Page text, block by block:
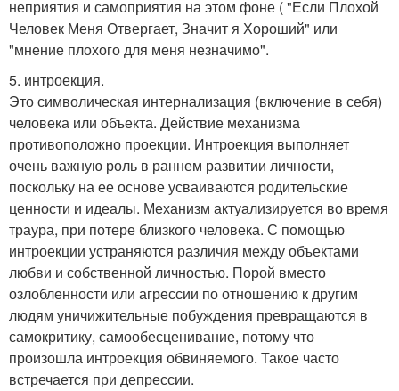
неприятия и самоприятия на этом фоне ( "Если Плохой
Человек Меня Отвергает, Значит я Хороший" или
"мнение плохого для меня незначимо".
5. интроекция.
Это символическая интернализация (включение в себя)
человека или объекта. Действие механизма
противоположно проекции. Интроекция выполняет
очень важную роль в раннем развитии личности,
поскольку на ее основе усваиваются родительские
ценности и идеалы. Механизм актуализируется во время
траура, при потере близкого человека. С помощью
интроекции устраняются различия между объектами
любви и собственной личностью. Порой вместо
озлобленности или агрессии по отношению к другим
людям уничижительные побуждения превращаются в
самокритику, самообесценивание, потому что
произошла интроекция обвиняемого. Такое часто
встречается при депрессии.